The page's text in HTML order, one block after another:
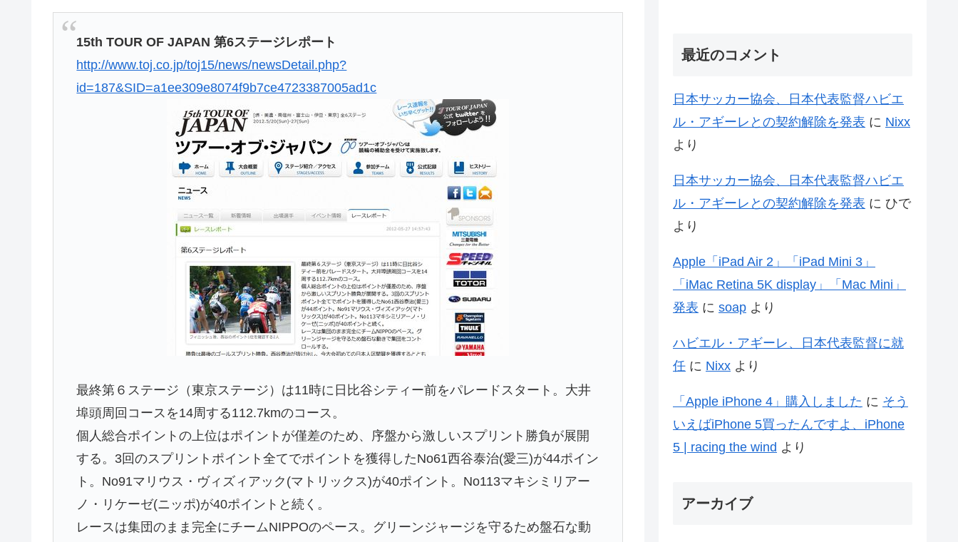
15th TOUR OF JAPAN 第6ステージレポート
http://www.toj.co.jp/toj15/news/newsDetail.php?
id=187&SID=a1ee309e8074f9b7ce4723387005ad1c
最終第６ステージ（東京ステージ）は11時に日比谷シティー前をパレードスタート。大井
埠頭周回コースを14周する112.7kmのコース。
個人総合ポイントの上位はポイントが僅差のため、序盤から激しいスプリント勝負が展開
する。3回のスプリントポイント全てでポイントを獲得したNo61西谷泰治(愛三)が44ポイン
ト。No91マリウス・ヴィズィアック(マトリックス)が40ポイント。No113マキシミリアー
ノ・リケーゼ(ニッポ)が40ポイントと続く。
レースは集団のまま完全にチームNIPPOのペース。グリーンジャージを守るため盤石な動
最近のコメント
日本サッカー協会、日本代表監督ハビエ
ル・アギーレとの契約解除を発表 に Nixx
より
日本サッカー協会、日本代表監督ハビエ
ル・アギーレとの契約解除を発表 に ひで
より
Apple「iPad Air 2」「iPad Mini 3」
「iMac Retina 5K display」「Mac Mini」
発表 に soap より
ハビエル・アギーレ、日本代表監督に就
任 に Nixx より
「Apple iPhone 4」購入しました に そう
いえばiPhone 5買ったんですよ、iPhone
5 | racing the wind より
アーカイブ